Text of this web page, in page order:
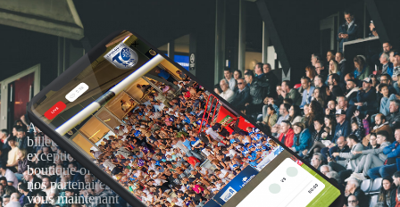
Actualités, nouveautés,
billetterie, remises
exceptionnelles dans la
boutique officielles & chez
nos partenaires… Inscrivez-
vous maintenant